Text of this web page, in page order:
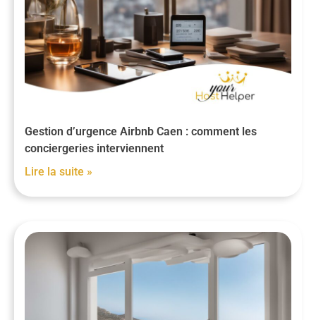
Gestion d’urgence Airbnb Caen : comment les
conciergeries interviennent
Lire la suite »